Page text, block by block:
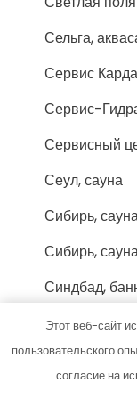
Сельга,
Сервис
Сервис-
Сервисный
Сеул, сауна
Сибирь,
Сибирь,
Синдбад,
Сириус,
техники
СканСервис
Этот веб-сайт
пользовательского
согласие на